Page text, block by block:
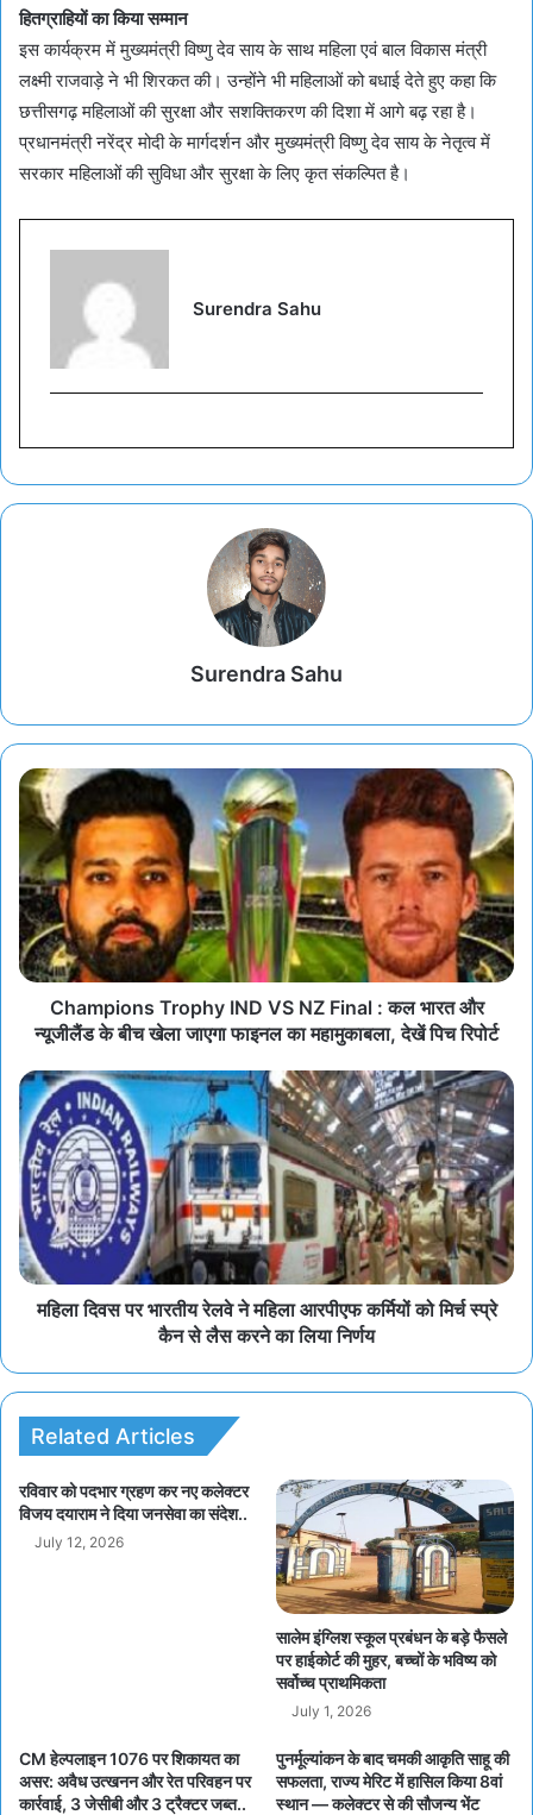
हितग्राहियों का किया सम्मान
इस कार्यक्रम में मुख्यमंत्री विष्णु देव साय के साथ महिला एवं बाल विकास मंत्री
लक्ष्मी राजवाड़े ने भी शिरकत की। उन्होंने भी महिलाओं को बधाई देते हुए कहा कि
छत्तीसगढ़ महिलाओं की सुरक्षा और सशक्तिकरण की दिशा में आगे बढ़ रहा है।
प्रधानमंत्री नरेंद्र मोदी के मार्गदर्शन और मुख्यमंत्री विष्णु देव साय के नेतृत्व में
सरकार महिलाओं की सुविधा और सुरक्षा के लिए कृत संकल्पित है।
Surendra Sahu
Surendra Sahu
Champions Trophy IND VS NZ Final : कल भारत और
न्यूजीलैंड के बीच खेला जाएगा फाइनल का महामुकाबला, देखें पिच रिपोर्ट
महिला दिवस पर भारतीय रेलवे ने महिला आरपीएफ कर्मियों को मिर्च स्प्रे
कैन से लैस करने का लिया निर्णय
Related Articles
रविवार को पदभार ग्रहण कर नए कलेक्टर
विजय दयाराम ने दिया जनसेवा का संदेश..
July 12, 2026
सालेम इंग्लिश स्कूल प्रबंधन के बड़े फैसले
पर हाईकोर्ट की मुहर, बच्चों के भविष्य को
सर्वोच्च प्राथमिकता
July 1, 2026
CM हेल्पलाइन 1076 पर शिकायत का
असर: अवैध उत्खनन और रेत परिवहन पर
कार्रवाई, 3 जेसीबी और 3 ट्रैक्टर जब्त..
पुनर्मूल्यांकन के बाद चमकी आकृति साहू की
सफलता, राज्य मेरिट में हासिल किया 8वां
स्थान — कलेक्टर से की सौजन्य भेंट